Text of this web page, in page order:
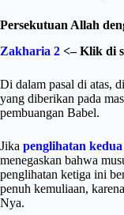
Persekutuan Allah
Zakharia 2 <– Klik di
Di dalam pasal di atas,
yang diberikan pada
pembuangan Babel.
Jika penglihatan
menegaskan bahwa
penglihatan ketiga ini
penuh kemuliaan,
Nya.